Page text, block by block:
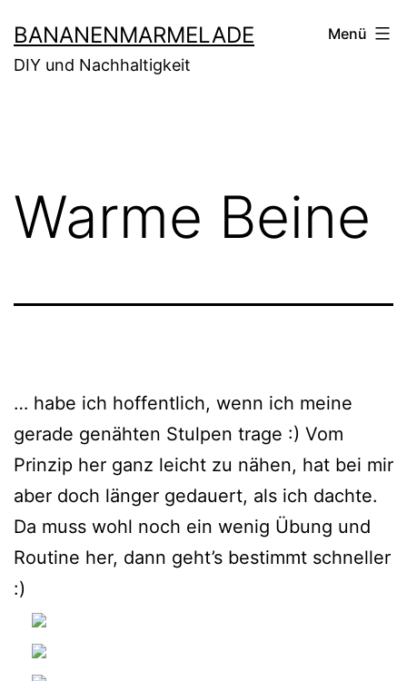
Inhalt
springen
BANANENMARMELADE
DIY und Nachhaltigkeit
Menü
Warme Beine
… habe ich hoffentlich, wenn ich meine
gerade genähten Stulpen trage :) Vom
Prinzip her ganz leicht zu nähen, hat bei mir
aber doch länger gedauert, als ich dachte.
Da muss wohl noch ein wenig Übung und
Routine her, dann geht’s bestimmt schneller
:)